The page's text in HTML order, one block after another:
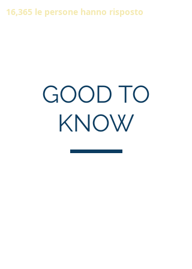
16,365 le persone hanno risposto
GOOD TO
KNOW